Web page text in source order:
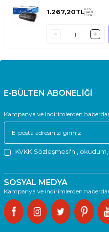
1.267,20TLKDV
DAHİL
FİYATI
E-BÜLTEN ABONELİĞİ
Kampanya ve indirimlerden
KVKK Sözleşmesi'ni ,
SOSYAL MEDYA
Kampanya ve indirimlerden